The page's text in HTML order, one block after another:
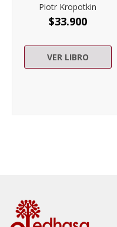
Piotr Kropotkin
$33.900
VER LIBRO